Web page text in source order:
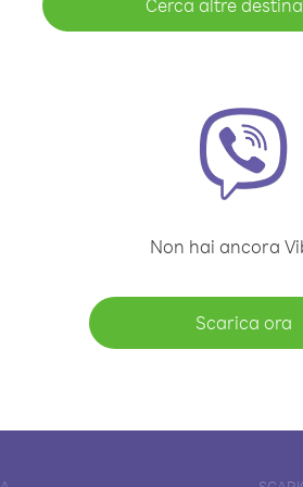
Cerca altre
Non hai ancora
Scarica ora